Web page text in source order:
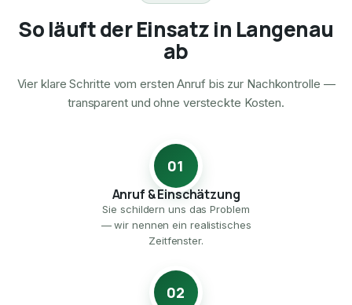
So läuft der Einsatz in Langenau
ab
Vier klare Schritte vom ersten Anruf bis zur Nachkontrolle —
transparent und ohne versteckte Kosten.
01
Anruf & Einschätzung
Sie schildern uns das Problem
— wir nennen ein realistisches
Zeitfenster.
02